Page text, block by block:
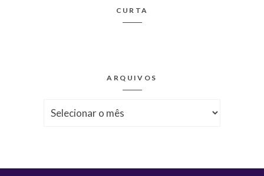
CURTA
ARQUIVOS